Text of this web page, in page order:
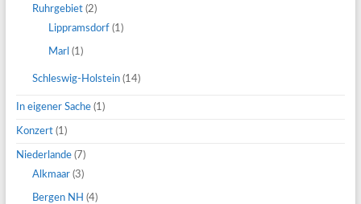
Ruhrgebiet(2)
Lippramsdorf(1)
Marl (1)
Schleswig-Holstein(14)
In eigener Sache(1)
Konzert(1)
Niederlande(7)
Alkmaar(3)
Bergen NH (4)